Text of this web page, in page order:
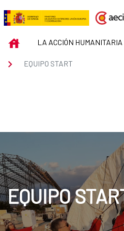
Saltar al contenido principal
Equipo Start
INICIOLA ACCIÓN
EQUIPO START
EQUIPO